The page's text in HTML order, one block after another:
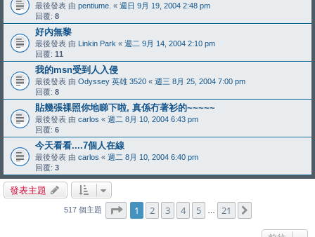
最後發表 由 pentiume. « 週日 9月 19, 2004 2:48 pm
回覆: 8
好內無黎
最後發表 由 Linkin Park « 週二 9月 14, 2004 2:10 pm
回覆: 11
我的msn受到人入侵
最後發表 由 Odyssey 英雄 3520 « 週三 8月 25, 2004 7:00 pm
回覆: 8
貼幾張祼照你地睇下啦, 真係冇著衫的~~~~~
最後發表 由 carlos « 週二 8月 10, 2004 6:43 pm
回覆: 6
今天看看....7個人在線
最後發表 由 carlos « 週二 8月 10, 2004 6:40 pm
回覆: 3
發表主題
517 個主題 第 1 頁 (共21 頁)
1 2 3 4 5 21